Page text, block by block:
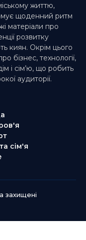
життю,
щоденний ритм
матеріали про
розвитку
киян. Окрім цього
бізнес, технології,
і сім’ю, що робить
аудиторії.
сім'я
захищені